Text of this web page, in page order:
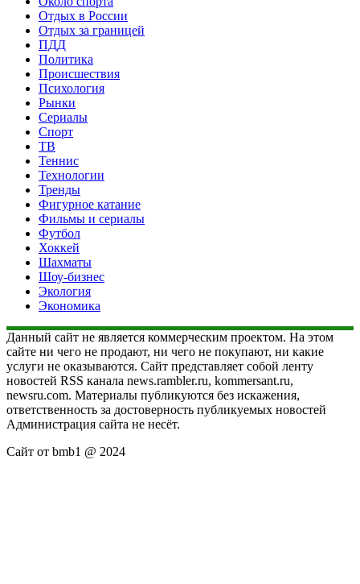
Отдых в России
Отдых за границей
ПДД
Политика
Происшествия
Психология
Рынки
Сериалы
Спорт
ТВ
Теннис
Технологии
Тренды
Фигурное катание
Фильмы и сериалы
Футбол
Хоккей
Шахматы
Шоу-бизнес
Экология
Экономика
Данный сайт не является коммерческим проектом. На этом
сайте ни чего не продают, ни чего не покупают, ни какие
услуги не оказываются. Сайт представляет собой ленту
новостей RSS канала news.rambler.ru, kommersant.ru,
newsru.com. Материалы публикуются без искажения,
ответственность за достоверность публикуемых новостей
Администрация сайта не несёт.
Сайт от bmb1 @ 2024